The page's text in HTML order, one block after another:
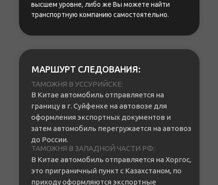
высшем уровне, либо же Вы можете найти
транспортную компанию самостоятельно.
МАРШУРТ СЛЕДОВАНИЯ:
В Китае автомобиль отправляется на
границу в г. Суйфенхе на автовозе для
оформления экспортных документов и
затем автомобиль перегружается на автовоз
до России.
В Китае автомобиль отправляется на Хоргос,
это приграничный пункт с Казахстаном, по
приходу оформляются экспортные
ТАМОЖНЯ В УССУРИЙСКЕ:
ТАМОЖНЯ В ЗАПАДНОЙ ЧАСТИ РФ: